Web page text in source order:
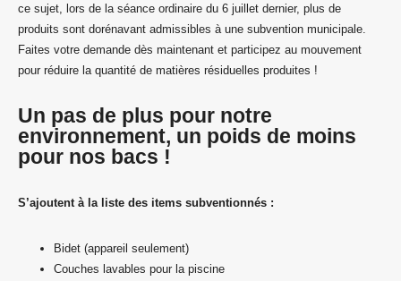
ce sujet, lors de la séance ordinaire du 6 juillet dernier, plus de
produits sont dorénavant admissibles à une subvention municipale.
Faites votre demande dès maintenant et participez au mouvement
pour réduire la quantité de matières résiduelles produites !
Un pas de plus pour notre
environnement, un poids de moins
pour nos bacs !
S’ajoutent à la liste des items subventionnés :
Bidet (appareil seulement)
Couches lavables pour la piscine